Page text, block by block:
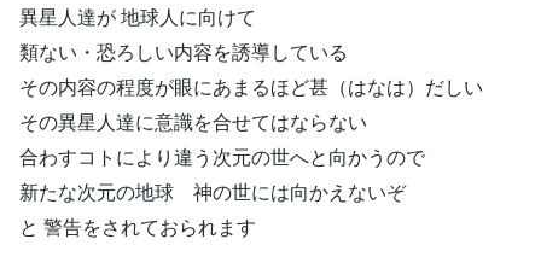
異星人達が 地球人に向けて
類ない・恐ろしい内容を誘導している
その内容の程度が眼にあまるほど甚（はなは）だしい
その異星人達に意識を合せてはならない
合わすコトにより違う次元の世へと向かうので
新たな次元の地球 神の世には向かえないぞ
と 警告をされておられます